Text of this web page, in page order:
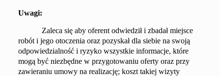
Uwagi:
Zaleca się aby oferent odwiedził i zbadał miejsce
robót i jego otoczenia oraz pozyskał dla siebie na swoją
odpowiedzialność i ryzyko wszystkie informacje, które
mogą być niezbędne w przygotowaniu oferty oraz przy
zawieraniu umowy na realizację; koszt takiej wizyty